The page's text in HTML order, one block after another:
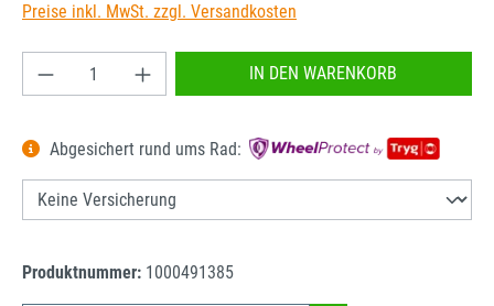
Preise inkl. MwSt. zzgl. Versandkosten
Produkt Anzahl: Gib den gewünschten Wert
IN DEN WARENKORB
Abgesichert rund ums Rad:
Produktnummer: 1000491385